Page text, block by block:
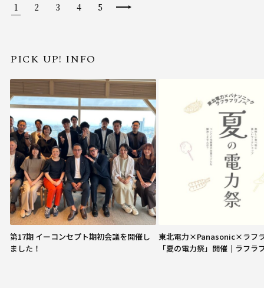
1 2 3 4 5
PICK UP! INFO
第17期 イーコンセプト期初会議を開催し
ました！
東北電力×Panasonic×ラフ
「夏の電力祭」開催｜ラフラ